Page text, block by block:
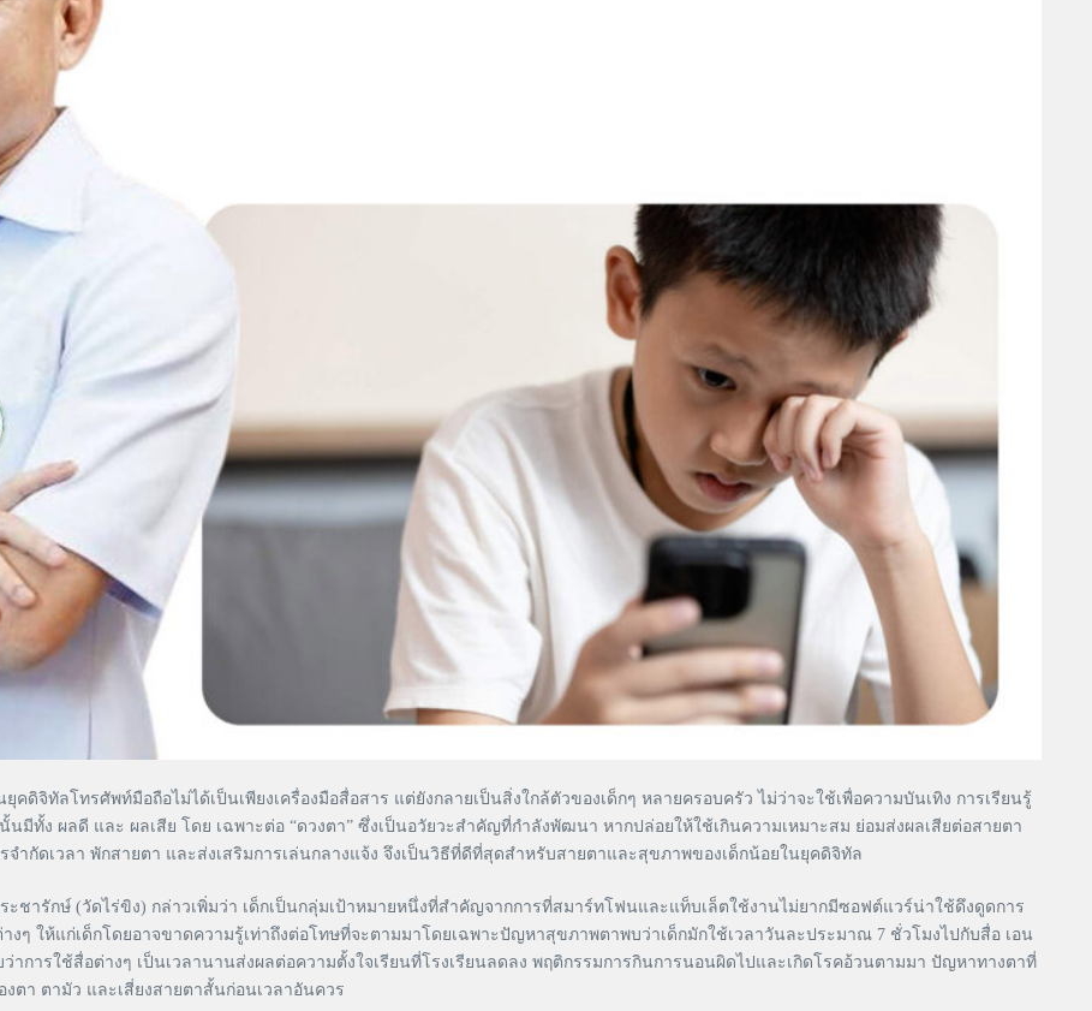
จิทัลโทรศัพท์มือถือไม่ได้เป็นเพียงเครื่องมือสื่อสาร แต่ยังกลายเป็นสิ่งใกล้ตัวของเด็กๆ หลายครอบครัว ไม่ว่าจะใช้เพื่อความบันเทิง การเรียนรู้
มีทั้ง ผลดี และ ผลเสีย โดย เฉพาะต่อ “ดวงตา” ซึ่งเป็นอวัยวะสำคัญที่กำลังพัฒนา หากปล่อยให้ใช้เกินความเหมาะสม ย่อมส่งผลเสียต่อสายตา
ำกัดเวลา พักสายตา และส่งเสริมการเล่นกลางแจ้ง จึงเป็นวิธีที่ดีที่สุดสำหรับสายตาและสุขภาพของเด็กน้อยในยุคดิจิทัล
ารักษ์ (วัดไร่ขิง) กล่าวเพิ่มว่า เด็กเป็นกลุ่มเป้าหมายหนึ่งที่สำคัญจากการที่สมาร์ทโฟนและแท็บเล็ตใช้งานไม่ยากมีซอฟต์แวร์น่าใช้ดึงดูดการ
ๆ ให้แก่เด็กโดยอาจขาดความรู้เท่าถึงต่อโทษที่จะตามมาโดยเฉพาะปัญหาสุขภาพตาพบว่าเด็กมักใช้เวลาวันละประมาณ 7 ชั่วโมงไปกับสื่อ เอน
ารใช้สื่อต่างๆ เป็นเวลานานส่งผลต่อความตั้งใจเรียนที่โรงเรียนลดลง พฤติกรรมการกินการนอนผิดไปและเกิดโรคอ้วนตามมา ปัญหาทางตาที่
ตา ตามัว และเสี่ยงสายตาสั้นก่อนเวลาอันควร